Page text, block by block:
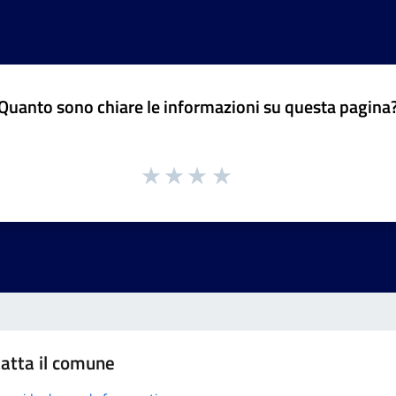
sono chiare le informazioni su questa
il comune